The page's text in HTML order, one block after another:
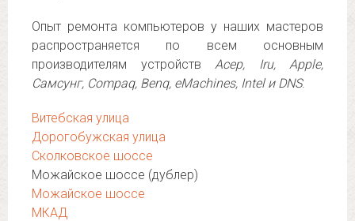
Опыт ремонта компьютеров у наших мастеров
распространяется по всем основным
производителям устройств Асер, Iru, Apple,
Самсунг, Compaq, Benq, eMachines, Intel и DNS.
Витебская улица
Дорогобужская улица
Сколковское шоссе
Можайское шоссе (дублер)
Можайское шоссе
МКАД